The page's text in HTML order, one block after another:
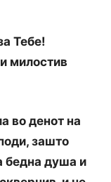
Тебе!
милостив
во денот на
зашто
бедна душа и